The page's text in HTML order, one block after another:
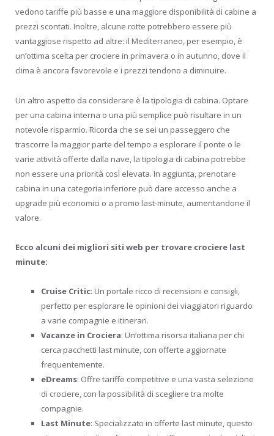
vedono tariffe più basse e una maggiore disponibilità di cabine a
prezzi scontati. Inoltre, alcune rotte potrebbero essere più
vantaggiose rispetto ad altre: il Mediterraneo, per esempio, è
un’ottima scelta per crociere in primavera o in autunno, dove il
clima è ancora favorevole e i prezzi tendono a diminuire.
Un altro aspetto da considerare è la tipologia di cabina. Optare
per una cabina interna o una più semplice può risultare in un
notevole risparmio. Ricorda che se sei un passeggero che
trascorre la maggior parte del tempo a esplorare il ponte o le
varie attività offerte dalla nave, la tipologia di cabina potrebbe
non essere una priorità così elevata. In aggiunta, prenotare
cabina in una categoria inferiore può dare accesso anche a
upgrade più economici o a promo last-minute, aumentandone il
valore.
Ecco alcuni dei migliori siti web per trovare crociere last
minute:
Cruise Critic: Un portale ricco di recensioni e consigli,
perfetto per esplorare le opinioni dei viaggiatori riguardo
a varie compagnie e itinerari.
Vacanze in Crociera: Un’ottima risorsa italiana per chi
cerca pacchetti last minute, con offerte aggiornate
frequentemente.
eDreams: Offre tariffe competitive e una vasta selezione
di crociere, con la possibilità di scegliere tra molte
compagnie.
Last Minute: Specializzato in offerte last minute, questo